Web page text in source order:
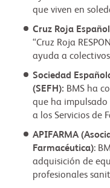
que viven en
Cruz Roja
“Cruz Roja
ayuda a
Sociedad
(SEFH): BMS ha
que ha impulsado
a los Servicios de
APIFARMA
Farmacéutica):
adquisición de
profesionales